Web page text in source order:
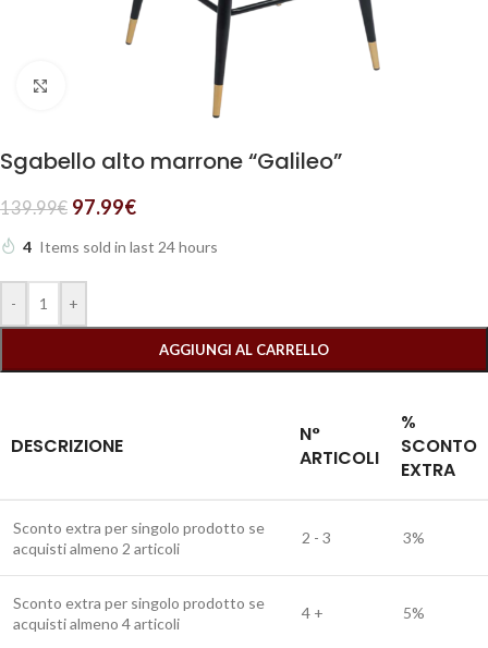
Sgabello alto marrone “Galileo”
139.99€ 97.99€
4 Items sold in last 24 hours
- +
AGGIUNGI AL CARRELLO
DESCRIZIONE
N°
ARTICOLI
%
SCONTO
EXTRA
Sconto extra per singolo prodotto se
acquisti almeno 2 articoli
2 - 3 3%
Sconto extra per singolo prodotto se
acquisti almeno 4 articoli
4 + 5%